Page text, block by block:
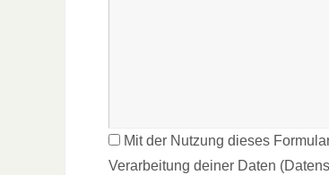
Mit der Nutzung dieses
Verarbeitung deiner Daten